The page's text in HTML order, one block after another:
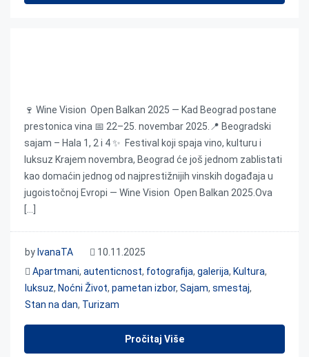
🍷 Wine Vision Open Balkan 2025 — Kad Beograd postane
prestonica vina 📅 22–25. novembar 2025.📍 Beogradski
sajam – Hala 1, 2 i 4 ✨ Festival koji spaja vino, kulturu i
luksuz Krajem novembra, Beograd će još jednom zablistati
kao domaćin jednog od najprestižnijih vinskih događaja u
jugoistočnoj Evropi — Wine Vision Open Balkan 2025.Ova
[…]
by IvanaTA
10.11.2025
Apartmani, autenticnost, fotografija, galerija, Kultura,
luksuz, Noćni Život, pametan izbor, Sajam, smestaj,
Stan na dan, Turizam
Pročitaj Više